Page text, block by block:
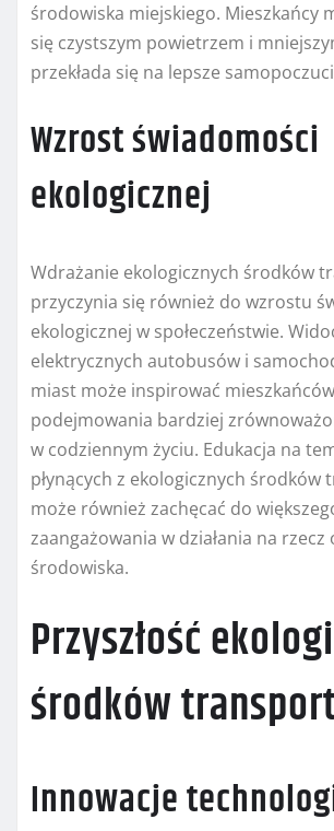
środowiska miejskiego. Mieszkańcy
się czystszym powietrzem i
przekłada się na lepsze
Wzrost świadomości
ekologicznej
Wdrażanie ekologicznych środków
przyczynia się również do wzrostu
ekologicznej w społeczeństwie.
elektrycznych autobusów i
miast może inspirować
podejmowania bardziej
w codziennym życiu. Edukacja na
płynących z ekologicznych środków
może również zachęcać do
zaangażowania w działania na
środowiska.
Przyszłość
środków
Innowacje